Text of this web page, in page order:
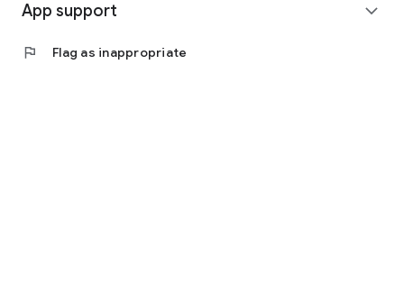
App support expand_more
flag Flag as inappropriate